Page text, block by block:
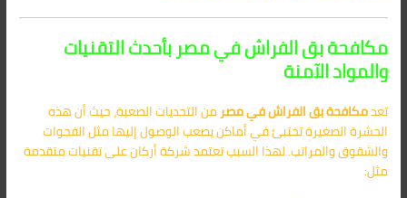
مكافحة بق الفراش في مصر بأحدث التقنيات
والمواد الآمنة
تعدمكافحة بق الفراش في مصرمن التحديات الصعبة، حيث أن هذه
الحشرة الصغيرة تختبئ في أماكن يصعب الوصول إليها مثل الفجوات
والشقوق والمراتب. لهذا السبب تعتمد شركة أركان على تقنيات متقدمة
مثل: